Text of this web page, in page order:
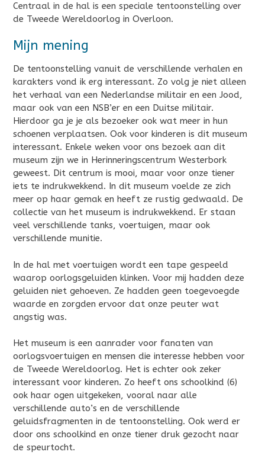
Centraal in de hal is een speciale tentoonstelling over
de Tweede Wereldoorlog in Overloon.
Mijn mening
De tentoonstelling vanuit de verschillende verhalen en
karakters vond ik erg interessant. Zo volg je niet alleen
het verhaal van een Nederlandse militair en een Jood,
maar ook van een NSB’er en een Duitse militair.
Hierdoor ga je je als bezoeker ook wat meer in hun
schoenen verplaatsen. Ook voor kinderen is dit museum
interessant. Enkele weken voor ons bezoek aan dit
museum zijn we in Herinneringscentrum Westerbork
geweest. Dit centrum is mooi, maar voor onze tiener
iets te indrukwekkend. In dit museum voelde ze zich
meer op haar gemak en heeft ze rustig gedwaald. De
collectie van het museum is indrukwekkend. Er staan
veel verschillende tanks, voertuigen, maar ook
verschillende munitie.
In de hal met voertuigen wordt een tape gespeeld
waarop oorlogsgeluiden klinken. Voor mij hadden deze
geluiden niet gehoeven. Ze hadden geen toegevoegde
waarde en zorgden ervoor dat onze peuter wat
angstig was.
Het museum is een aanrader voor fanaten van
oorlogsvoertuigen en mensen die interesse hebben voor
de Tweede Wereldoorlog. Het is echter ook zeker
interessant voor kinderen. Zo heeft ons schoolkind (6)
ook haar ogen uitgekeken, vooral naar alle
verschillende auto’s en de verschillende
geluidsfragmenten in de tentoonstelling. Ook werd er
door ons schoolkind en onze tiener druk gezocht naar
de speurtocht.